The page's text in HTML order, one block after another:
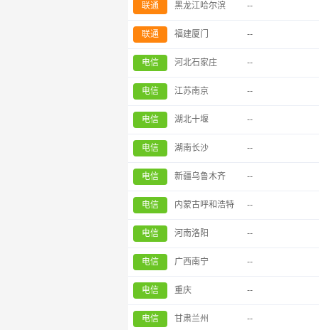
联通 黑龙江哈尔滨 --
联通 福建厦门 --
电信 河北石家庄 --
电信 江苏南京 --
电信 湖北十堰 --
电信 湖南长沙 --
电信 新疆乌鲁木齐 --
电信 内蒙古呼和浩特 --
电信 河南洛阳 --
电信 广西南宁 --
电信 重庆 --
电信 甘肃兰州 --